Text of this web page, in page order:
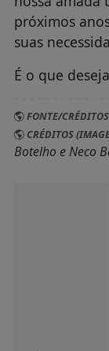
próximos
suas
É o que
FONTE/
CRÉDITOS
Botelho e Neco